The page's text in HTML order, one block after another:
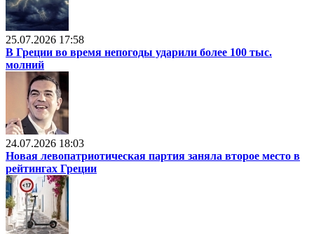
25.07.2026 17:58
В Греции во время непогоды ударили более 100 тыс.
молний
24.07.2026 18:03
Новая левопатриотическая партия заняла второе место в
рейтингах Греции